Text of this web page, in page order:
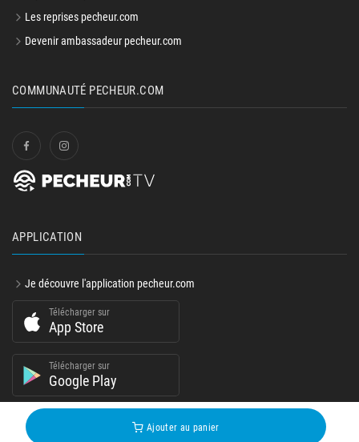
Ajouter au panier
Les reprises pecheur.com
Devenir ambassadeur pecheur.com
COMMUNAUTÉ PECHEUR.COM
APPLICATION
Je découvre l'application pecheur.com
Télécharger sur
App Store
Télécharger sur
Google Play